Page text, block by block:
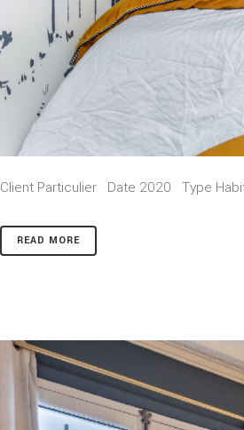
Client Particulier Date 2020 Type
READ MORE